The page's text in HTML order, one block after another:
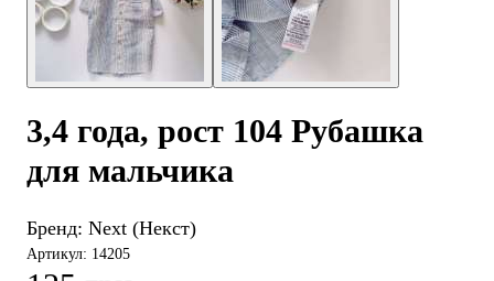
3,4 года, рост 104 Рубашка
для мальчика
Бренд: Next (Некст)
Артикул: 14205